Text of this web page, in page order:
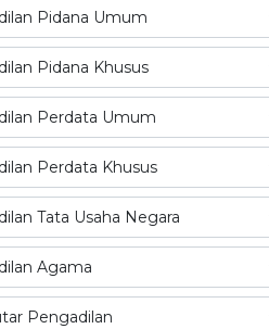
Pidana Umum
Pidana Khusus
Perdata Umum
Perdata Khusus
Tata Usaha Negara
Agama
Pengadilan